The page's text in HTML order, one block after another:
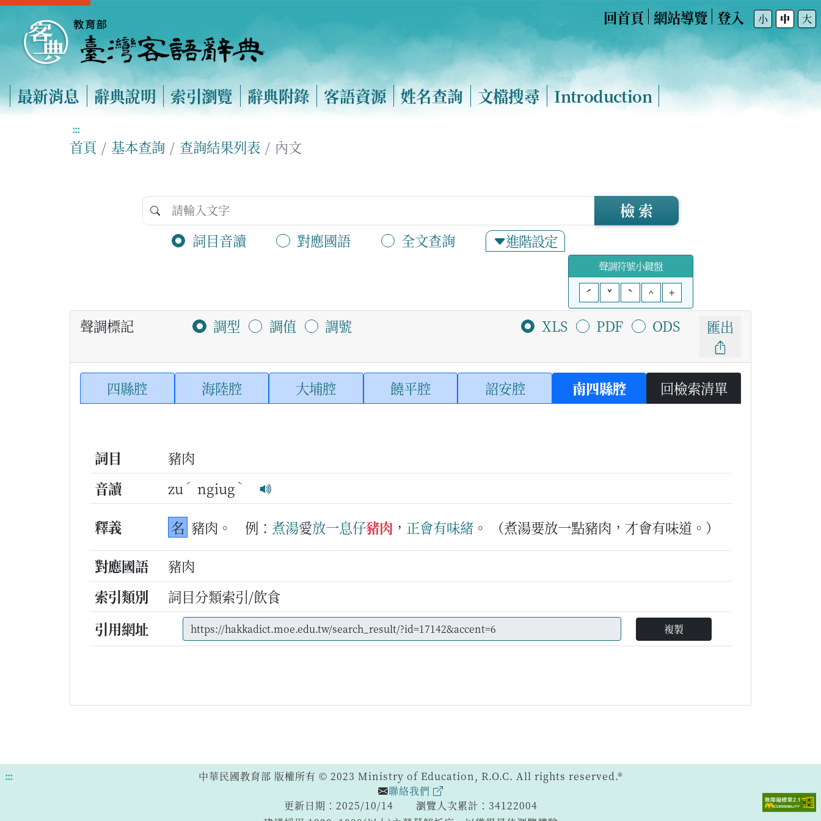
回首頁 網站導覽 登入 小 中 大
最新消息 辭典說明 索引瀏覽 辭典附錄 客語資源 姓名查詢 文檔搜尋 Introduction
:::
首頁 基本查詢 查詢結果列表 內文
詞目音讀 對應國語 全文查詢 進階設定
檢 索
聲調符號小鍵盤
ˊ
ˇ ˋ ^ +
聲調標記 調型 調值 調號 XLS PDF ODS 匯出
四縣腔 海陸腔 大埔腔 饒平腔 詔安腔 南四縣腔 回檢索清單
詞目
豬肉
音讀
zu ˊ ngiug ˋ
釋義 名 豬肉。 例： 煮湯愛放一息仔豬肉 ， 正會有味緒 。
（煮湯要放一點豬肉，才會有味道。）
對應國語
豬肉
索引類別
詞目分類索引/飲食
引用網址
複製
:::
中華民國教育部 版權所有 © 2023 Ministry of Education, R.O.C. All rights reserved.®
聯絡我們
更新日期：2025/10/14
瀏覽人次累計：34122004